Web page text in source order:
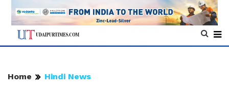
Home Hindi News